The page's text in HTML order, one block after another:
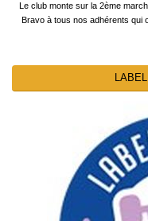
Le club monte sur la 2ème
Bravo à tous nos adhérents qui